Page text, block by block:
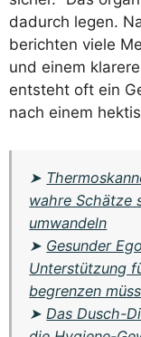
dadurch legen.
berichten viele
und einem
entsteht oft ein
nach einem
➤
wahre Schätze
umwandeln
➤ Gesunder
Unterstützung
begrenzen
➤ Das Dusch-